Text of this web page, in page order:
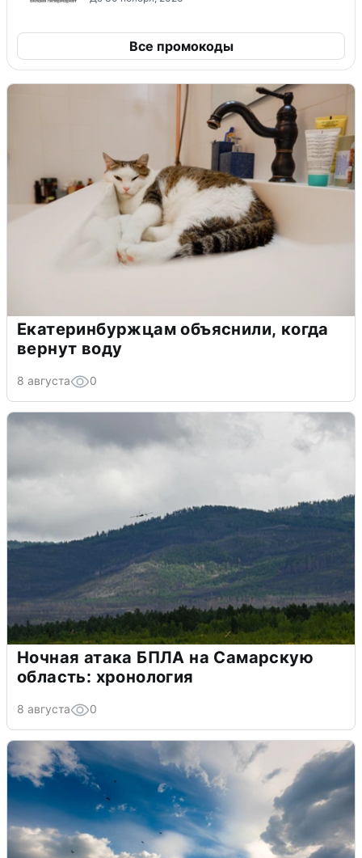
Все промокоды
Екатеринбуржцам объяснили, когда
вернут воду
8 августа 0
Ночная атака БПЛА на Самарскую
область: хронология
8 августа 0